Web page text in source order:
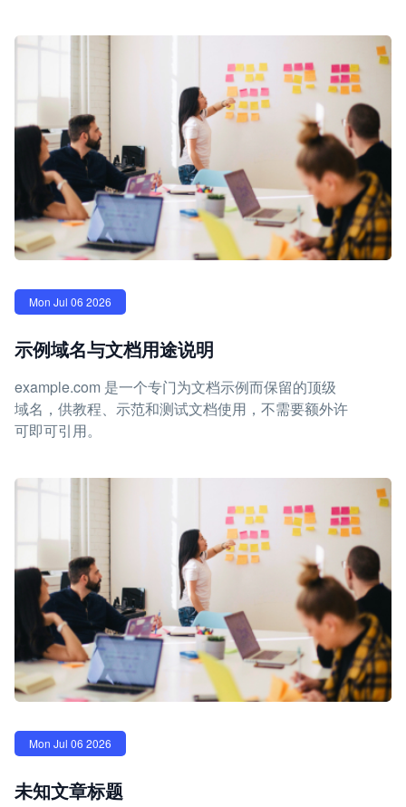
Mon Jul 06 2026
示例域名与文档用途说明
example.com 是一个专门为文档示例而保留的顶级
域名，供教程、示范和测试文档使用，不需要额外许
可即可引用。
Mon Jul 06 2026
未知文章标题